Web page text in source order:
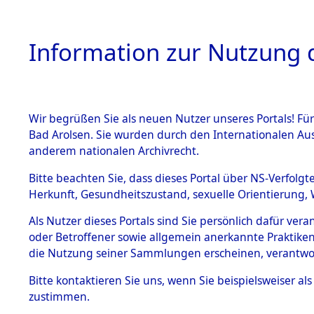
HOME
BESTÄNDE
Inhaftierungsdoku
mente
1.2.9 Beim ITS
verwahrte
1.2.9.1
Effekten aus
5Akten
STASINSKI,
geb. 5. Juli 1919
Land
Information zur Nutzung
Wir begrüßen Sie als neuen Nutzer unseres Portals!
Bad Arolsen. Sie wurden durch den Internationalen
anderem nationalen Archivrecht.
Bitte beachten Sie, dass dieses Portal über NS-
Herkunft, Gesundheitszustand, sexuelle
Als Nutzer dieses Portals sind Sie persönlich dafür
oder Betroffener sowie allgemein anerkannte
die Nutzung seiner Sammlungen erscheinen,
Bitte kontaktieren Sie uns, wenn Sie beispielsweiser
zustimmen.